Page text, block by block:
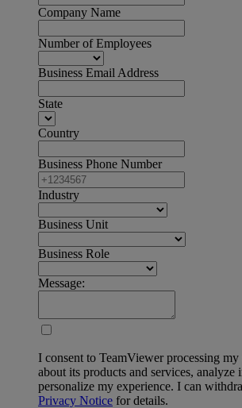
Company Name
Number of Employees
Business Email Address
State
Country
Business Phone Number
Industry
Business Unit
Business Role
Message:
I consent to TeamViewer processing
about its products and services, analyze
personalize my experience. I can
Privacy Notice for details.